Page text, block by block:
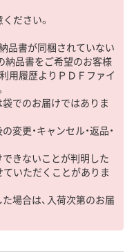
ださい。
品書が同梱されていない
納品書をご希望のお客様
用履歴よりＰＤＦファイ
でのお届けではありま
変更・キャンセル・返品・
できないことが判明した
ていただくことがありま
場合は、入荷次第のお届